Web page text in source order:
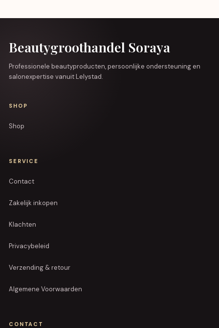
Beautygroothandel Soraya
Professionele beautyproducten, persoonlijke ondersteuning en
salonexpertise vanuit Lelystad.
SHOP
Shop
SERVICE
Contact
Zakelijk inkopen
Klachten
Privacybeleid
Verzending & retour
Algemene Voorwaarden
CONTACT